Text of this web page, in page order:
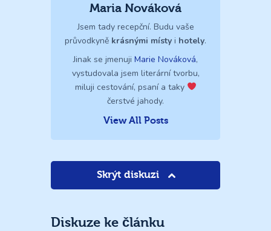
Maria Nováková
Jsem tady recepční. Budu vaše
průvodkyně krásnými místy i hotely.
Jinak se jmenuji Marie Nováková,
vystudovala jsem literární tvorbu,
miluji cestování, psaní a taky
čerstvé jahody.
View All Posts
Skrýt diskuzi
Diskuze ke článku